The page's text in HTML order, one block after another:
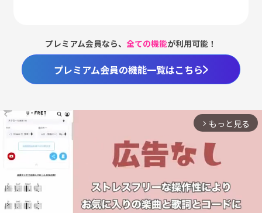
プレミアム会員なら、全ての機能が利用可能！
プレミアム会員の機能一覧はこちら
arrow_forward_ios もっと見る